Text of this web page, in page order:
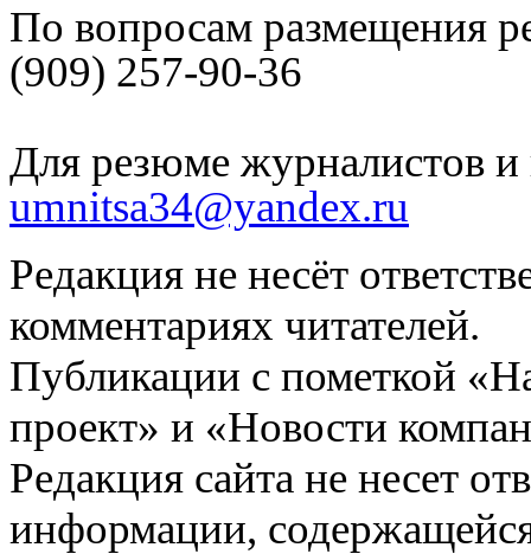
По вопросам размещения
(909) 257-90-36
Для резюме журналистов и
umnitsa34@yandex.ru
Редакция не несёт
комментариях читателей.
Публикации с пометкой
проект» и «Новости
Редакция сайта не несет
информации,